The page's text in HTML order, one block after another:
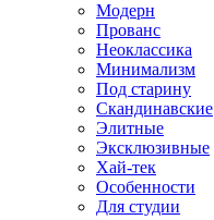
Модерн
Прованс
Неоклассика
Минимализм
Под старину
Скандинавские
Элитные
Эксклюзивные
Хай-тек
Особенности
Для студии